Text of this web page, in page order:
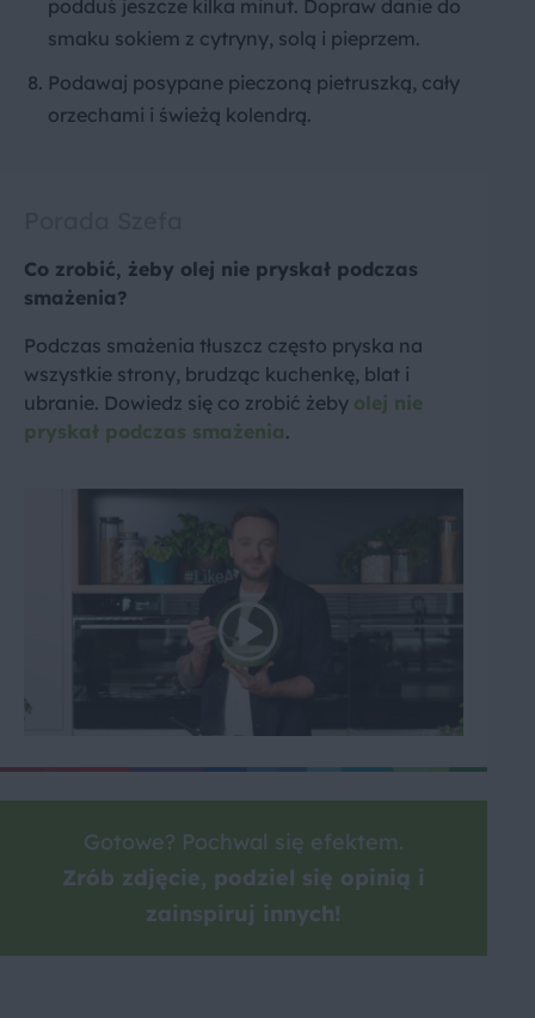
podduś jeszcze kilka minut. Dopraw danie do
smaku sokiem z cytryny, solą i pieprzem.
Podawaj posypane pieczoną pietruszką, cały
orzechami i świeżą kolendrą.
Co zrobić, żeby olej nie pryskał podczas
smażenia?
Podczas smażenia tłuszcz często pryska na
wszystkie strony, brudząc kuchenkę, blat i
ubranie. Dowiedz się co zrobić żeby olej nie
pryskał podczas smażenia.
Gotowe? Pochwal się efektem.
Zrób zdjęcie, podziel się opinią i
zainspiruj innych!